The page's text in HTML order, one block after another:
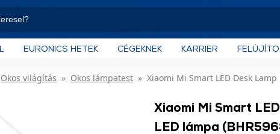
EURONICS HETEK CÉGEKNEK KARRIER
Okos világítás Okos lámpatest Xiaomi Mi Smart LED Desk
Xiaomi Mi Smart
LED lámpa